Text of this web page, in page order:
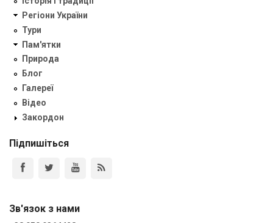
Регіони України
Тури
Пам'ятки
Природа
Блог
Галереї
Відео
Закордон
Підпишіться
Зв'язок з нами